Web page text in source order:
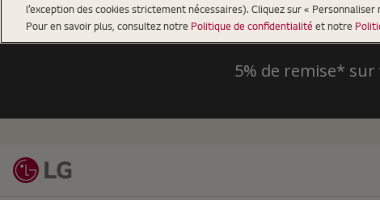
5% de remise*
l’exception des cookies strictement nécessaires). Cliquez sur «
Pour en savoir plus, consultez notre Politique de confidentialité et notre